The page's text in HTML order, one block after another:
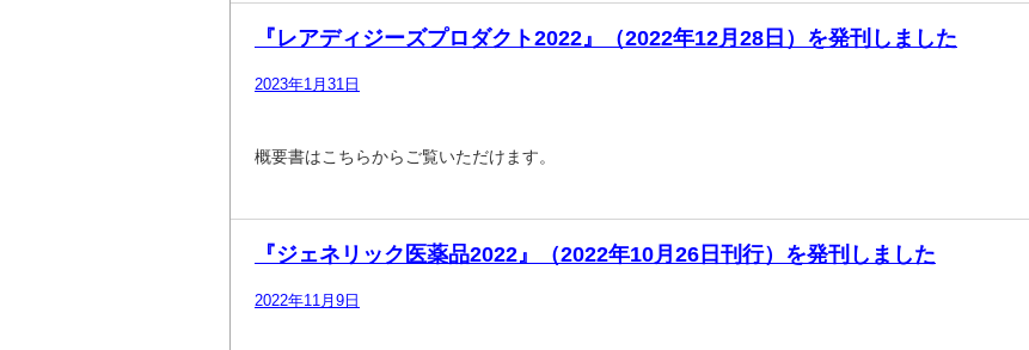
『レアディジーズプロダクト2022』（2022年12月28日）を発刊しました
2023年1月31日
概要書はこちらからご覧いただけます。
『ジェネリック医薬品2022』（2022年10月26日刊行）を発刊しました
2022年11月9日